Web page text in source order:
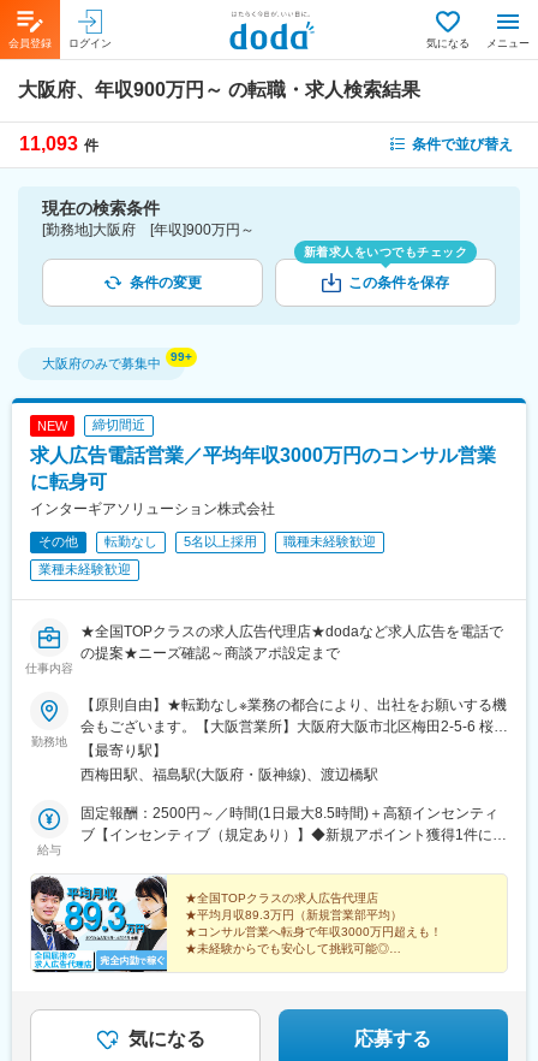
会員登録 ログイン 気になる メニュー
大阪府、年収900万円～ の転職・求人検索結果
11,093 件 条件で並び替え
現在の検索条件
[勤務地]大阪府 [年収]900万円～
条件の変更
新着求人をいつでもチェック
この条件を保存
大阪府のみで募集中
NEW 締切間近
求人広告電話営業／平均年収3000万円のコンサル営業
に転身可
インターギアソリューション株式会社
その他 転勤なし 5名以上採用
職種未経験歓迎
業種未経験歓迎
仕事内容
★全国TOPクラスの求人広告代理店★dodaなど求人広告を電話で
の提案★ニーズ確認～商談アポ設定まで
勤務地
【原則自由】★転勤なし※業務の都合により、出社をお願いする機
会もございます。【大阪営業所】大阪府大阪市北区梅田2-5-6 桜橋
八千代ビル11階※オフィス内のデスク、電話、PCは自由に利用で
きます※受動喫煙対策あり：屋内分煙＜アクセス＞・JR環状線
分
【最寄り駅】
西梅田駅、福島駅(大阪府・阪神線)、渡辺橋駅
給与
固定報酬：2500円～／時間(1日最大8.5時間)＋高額インセンティ
ブ【インセンティブ（規定あり）】◆新規アポイント獲得1件につ
続受注する度に『2万5000円』（※1）◆獲得アポイントから1ヵ月
200万円以上の売上を達成出来れば、売上の『5％～10％』を支給
（※2）（※1）リピート受注は営業が獲得してくるため、新規営業
部の方は何もしなくてもインセンティブが発生。そのため毎月受
注を重ねることで、月40万円以上のリピートインセンティブを獲
ィブの割合は受注額の割引率で変動します。【報酬は毎月当月支
払い】毎月25日締め（前月26日からカウント）で当月末の1回払
い例）12月26日～1月25日までの結果を1月末に支払い
★全国TOPクラスの求人広告代理店
★平均月収89.3万円（新規営業部平均）
★コンサル営業へ転身で年収3000万円超えも！
★未経験からでも安心して挑戦可能◎
気になる 応募する